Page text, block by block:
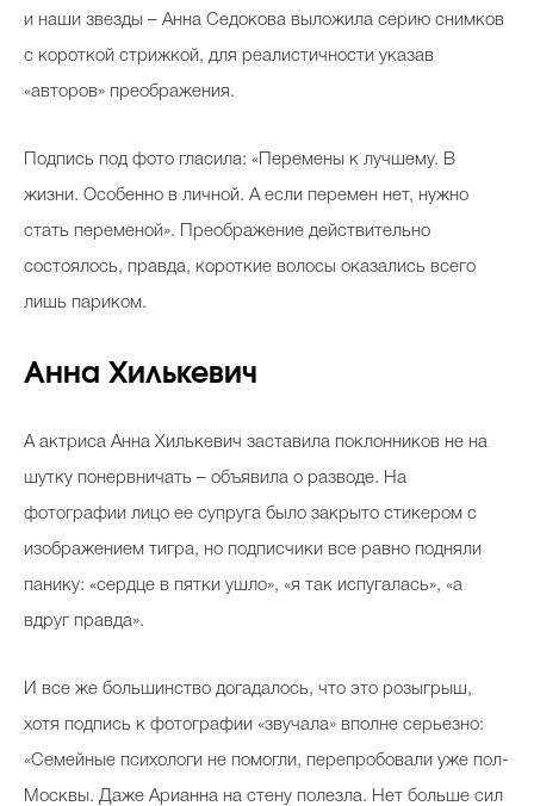
и наши звезды – Анна Седокова выложила серию снимков
с короткой стрижкой, для реалистичности указав
«авторов» преображения.
Подпись под фото гласила: «Перемены к лучшему. В
жизни. Особенно в личной. А если перемен нет, нужно
стать переменой». Преображение действительно
состоялось, правда, короткие волосы оказались всего
лишь париком.
Анна Хилькевич
А актриса Анна Хилькевич заставила поклонников не на
шутку понервничать – объявила о разводе. На
фотографии лицо ее супруга было закрыто стикером с
изображением тигра, но подписчики все равно подняли
панику: «сердце в пятки ушло», «я так испугалась», «а
вдруг правда».
И все же большинство догадалось, что это розыгрыш,
хотя подпись к фотографии «звучала» вполне серьезно:
«Семейные психологи не помогли, перепробовали уже пол-
Москвы. Даже Арианна на стену полезла. Нет больше сил